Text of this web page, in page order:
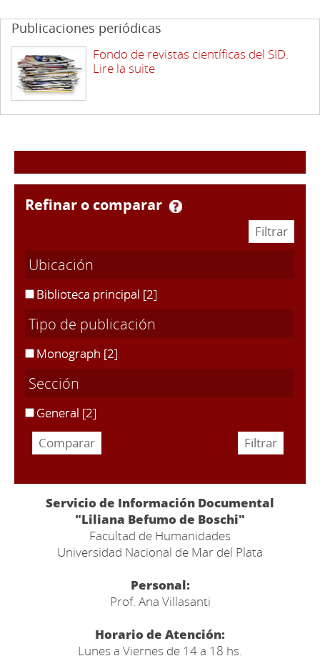
Publicaciones periódicas
Fondo de revistas científicas del SID.
Lire la suite
refinar o comparar
Ubicación
Biblioteca principal [2]
Tipo de publicación
Monograph [2]
Sección
General [2]
Servicio de Información Documental
"Liliana Befumo de Boschi"
Facultad de Humanidades
Universidad Nacional de Mar del Plata
Personal:
Prof. Ana Villasanti
Horario de Atención:
Lunes a Viernes de 14 a 18 hs.